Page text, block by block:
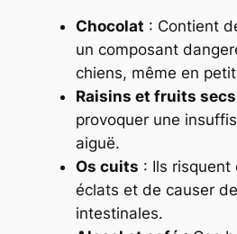
Chocolat : Contient
un composant
chiens, même en
Raisins et fruits secs
provoquer une
aiguë.
Os cuits : Ils risquent
éclats et de causer
intestinales.